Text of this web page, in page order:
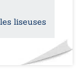
liseuses